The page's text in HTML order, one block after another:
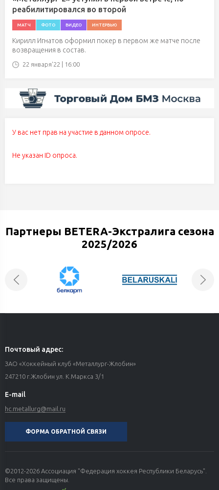
реабилитировался во второй
МАТЧ ФОТО ВИДЕО ИНТЕРВЬЮ
Кирилл Игнатов оформил покер в первом же матче после
возвращения в состав.
22 января'22 | 16:00
У вас нет прав на участие в данном опросе.
Не указан ID опроса.
Партнеры BETERA-Экстралига сезона
2025/2026
Почтовый адрес:
ЗАО «Хоккейный клуб «Металлург-Жлобин»
247210 г.Жлобин ул. К.Маркса 3/1
E-mail
hc.metallurg@mail.ru
ФОРМА ОБРАТНОЙ СВЯЗИ
©2012-2026 Ассоциация "Федерация хоккея Республики Беларусь".
Все права защищены.